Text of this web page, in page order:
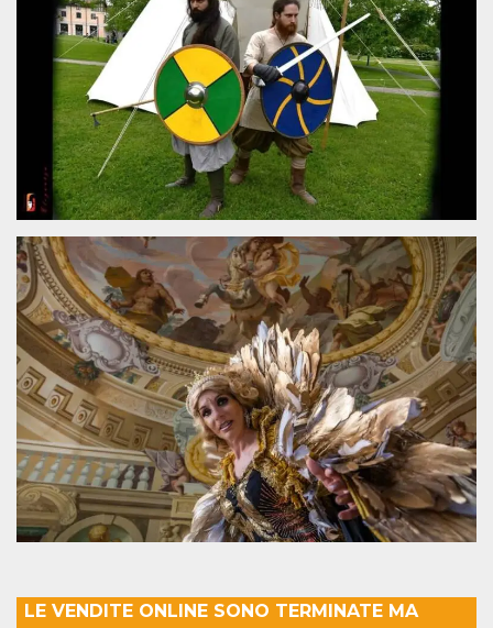
LE VENDITE ONLINE SONO TERMINATE MA
wordpress_test_cookie
Automattic
Inc.
.oooh.events
Sessione
Cookie di
Wordpress,
verifica che il
browser accetti i
cookie.
PHPSESSID
PHP.net
oooh.events
Sessione
Cookie
generato da
applicazioni
basate sul
linguaggio PHP.
Si tratta di un
identificatore
generico
utilizzato per
mantenere le
variabili di
sessione utente.
Normalmente è
un numero
generato in
modo casuale, il
modo in cui
viene utilizzato
può essere
specifico per il
sito, ma un
buon esempio è
mantenere uno
stato di accesso
per un utente
tra le pagine.
m
Stripe
1 anno 1
Questo cookie
prestazioni e
l'ottimizzazione